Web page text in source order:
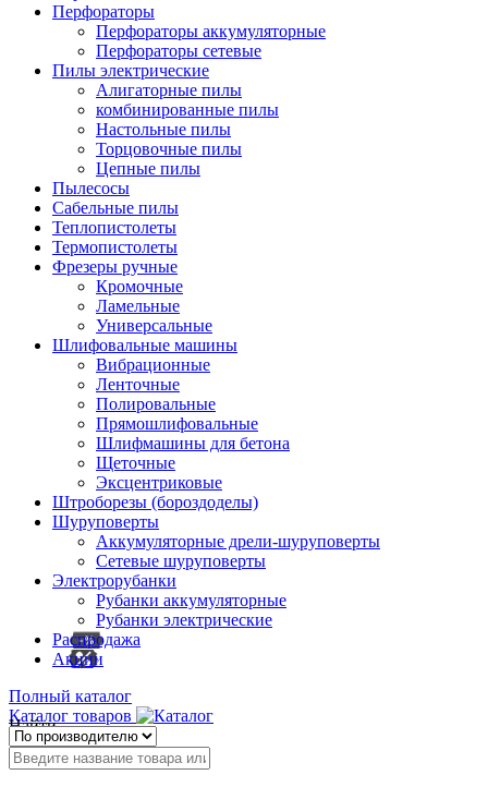
Перфораторы
Перфораторы аккумуляторные
Перфораторы сетевые
Пилы электрические
Алигаторные пилы
комбинированные пилы
Настольные пилы
Торцовочные пилы
Цепные пилы
Пылесосы
Сабельные пилы
Теплопистолеты
Термопистолеты
Фрезеры ручные
Кромочные
Ламельные
Универсальные
Шлифовальные машины
Вибрационные
Ленточные
Полировальные
Прямошлифовальные
Шлифмашины для бетона
Щеточные
Эксцентриковые
Штроборезы (бороздоделы)
Шуруповерты
Аккумуляторные дрели-шуруповерты
Сетевые шуруповерты
Электрорубанки
Рубанки аккумуляторные
Рубанки электрические
Распродажа
Акции
Полный каталог
Каталог товаров
Найти